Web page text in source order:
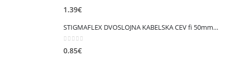
1.39€
STIGMAFLEX DVOSLOJNA KABELSKA CEV fi 50mm , kolut 50 m, cena za tekoči meter
0 out of 5
0.85€